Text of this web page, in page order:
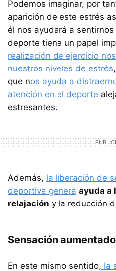
Podemos imaginar, por
aparición de este estrés
él nos ayudará a
deporte tiene un papel
realización de ejercicio
nuestros niveles de estrés
que nos ayuda a
atención en el deporte
estresantes.
Además, la liberación de
deportiva genera ayuda a
relajación y la reducción
Sensación
En este mismo sentido, la